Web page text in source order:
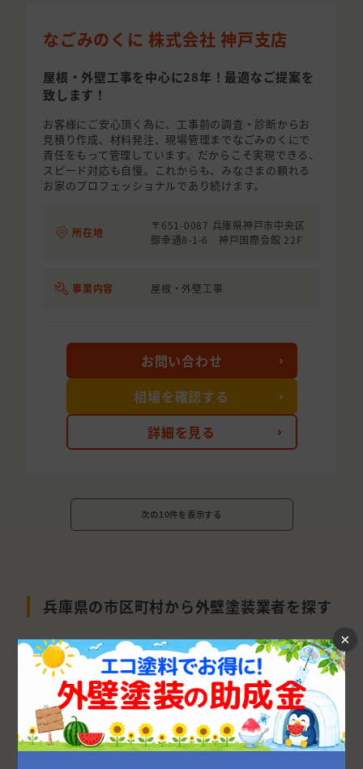
なごみのくに 株式会社 神戸支店
屋根・外壁工事を中心に28年！最適なご提案を
致します！
お客様にご安心頂く為に、工事前の調査・診断からお
見積り作成、材料発注、現場管理までなごみのくにで
責任をもって管理しています。だからこそ実現できる、
スピード対応も自慢。これからも、みなさまの頼れる
お家のプロフェッショナルであり続けます。
所在地
〒651-0087 兵庫県神戸市中央区
御幸通8-1-6 神戸国際会館 22F
事業内容 屋根・外壁工事
詳細を見る
お問い合わせ
相場を確認する
次の10件を表示する
兵庫県の市区町村から外壁塗装業者を探す
神戸市 西宮市 尼崎市 姫路市
明石市
加古川市
宝塚市 川西市
伊丹市
三田市
加古郡 三木市 高砂市
芦屋市
小野市
川辺郡 淡路市
南あわじ市
×